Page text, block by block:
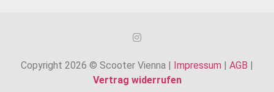
Copyright 2026 © Scooter Vienna | Impressum | AGB |
Vertrag widerrufen